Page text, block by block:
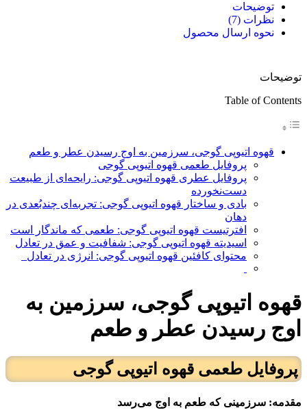
توضیحات
نظرات (7)
نحوه ارسال محصول
توضیحات
Table of Contents
قهوه اتیوپی گوجی، سرزمین به اوج رسیدن عطر و طعم
پروفایل طعمی قهوه اتیوپی گوجی
پروفایل عطری قهوه اتیوپی گوجی: رایحه‌ای از طبیعت
دست‌نخورده
بادی و ساختار قهوه اتیوپی گوجی: تجربه‌ای چندبُعدی در
دهان
افترتیست قهوه اتیوپی گوجی: طعمی که ماندگار است
اسیدیته قهوه اتیوپی گوجی: شفافیت و عمق در تعادل
محتوای کافئین قهوه اتیوپی گوجی: انرژی در تعادل
قهوه اتیوپی گوجی، سرزمین به
اوج رسیدن عطر و طعم
پروفایل طعمی قهوه اتیوپی گوجی
مقدمه: سرزمینی که طعم به اوج می‌رسد